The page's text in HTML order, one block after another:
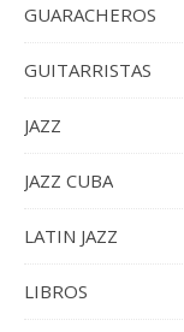
GUARACHEROS
GUITARRISTAS
JAZZ
JAZZ CUBA
LATIN JAZZ
LIBROS